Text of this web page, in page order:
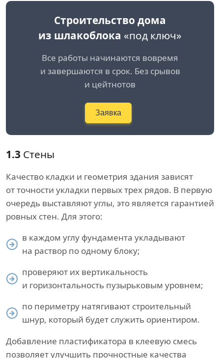
Строительство дома
из шлакоблока «под ключ»
Все работы начинаются вовремя
и завершаются в срок. Без срывов
и цейтнотов
Заявка
1.3 Стены
Качество кладки и геометрия здания зависят
от точности укладки первых трех рядов. В первую
очередь выставляют углы, это является гарантией
ровных стен. Для этого:
в каждом углу фундамента укладывают
на раствор по одному блоку;
проверяют их вертикальность
и горизонтальность пузырьковым уровнем;
по периметру натягивают строительный
шнур, который будет служить ориентиром.
Добавление пластификатора в клеевую смесь
позволяет улучшить прочностные качества